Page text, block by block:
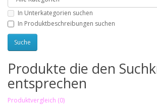
In Unterkategorien suchen
In Produktbeschreibungen suchen
Produkte die den
entsprechen
Produktvergleich (0)